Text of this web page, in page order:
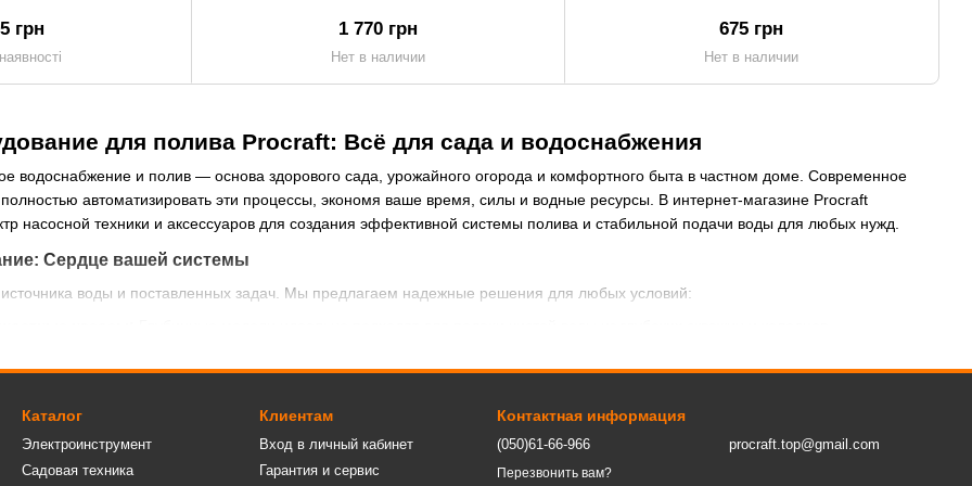
для полива Procraft: Всё для сада и водоснабжения
водоснабжение и полив — основа здорового сада, урожайного огорода и комфортного быта в частном доме. Современное
автоматизировать эти процессы, экономя ваше время, силы и водные ресурсы. В интернет-магазине Procraft
насосной техники и аксессуаров для создания эффективной системы полива и стабильной подачи воды для любых нужд.
Сердце вашей системы
источника воды и поставленных задач. Мы предлагаем надежные решения для любых условий:
дома или полива.
насосы:Дренажные модели предназначены для откачки чистой или слегка загрязненной воды из подвалов, бассейнов и
насосы способны перекачивать сильно загрязненные стоки с твердыми частицами.
грн 1 770 грн
Нет в наличии
675 грн
Нет в наличии
Каталог
Электроинструмент
Садовая техника
Клиентам
Вход в личный кабинет
Гарантия и сервис
Контактная информация
(050)61-66-966
Перезвонить вам?
procraft.top@gmail.com